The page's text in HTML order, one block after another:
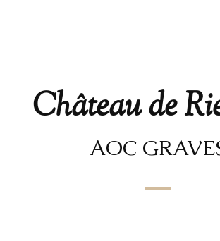
Château de
AOC